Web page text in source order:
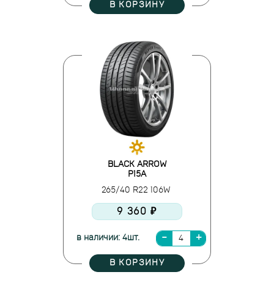
В КОРЗИНУ
BLACK ARROW
P15A
265/40 R22 106W
9 360 ₽
в наличии: 4шт.
В КОРЗИНУ